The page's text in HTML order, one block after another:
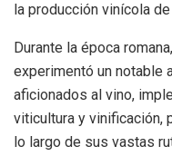
la producción vinícola
Durante la época
experimentó un notable
aficionados al vino,
viticultura y vinificación,
lo largo de sus vastas